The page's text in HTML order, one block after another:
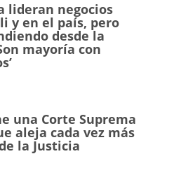
lideran negocios
y en el país, pero
desde la
mayoría con
una Corte Suprema
aleja cada vez más
la Justicia